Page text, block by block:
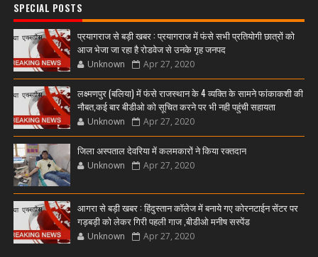
SPECIAL POSTS
प्रयागराज से बड़ी खबर : प्रयागराज में फंसे सभी प्रतियोगी छात्रों को
आज भेजा जा रहा है रोडवेज से उनके गृह जनपद
Unknown Apr 27, 2020
लक्ष्मणपुर (बलिया) में फंसे राजस्थान के 4 व्यक्ति के सामने फांकाकशी की
नौबत,कई बार बीडीओ को सूचित करने पर भी नही पहुंची सहायता
Unknown Apr 27, 2020
जिला अस्पताल देवरिया में कलमकारों ने किया रक्तदान
Unknown Apr 27, 2020
आगरा से बड़ी खबर : हिंदुस्तान कॉलेज में बनाये गए कोरनटाईन सेंटर पर
गड़बड़ी को लेकर गिरी पहली गाज ,बीडीओ मनीष सस्पेंड
Unknown Apr 27, 2020